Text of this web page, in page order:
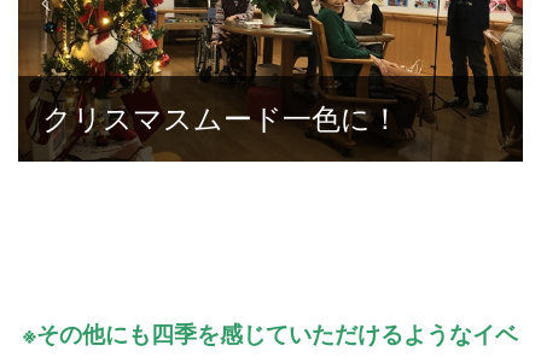
クリスマスムード一色に！
※その他にも四季を感じていただけるようなイベ